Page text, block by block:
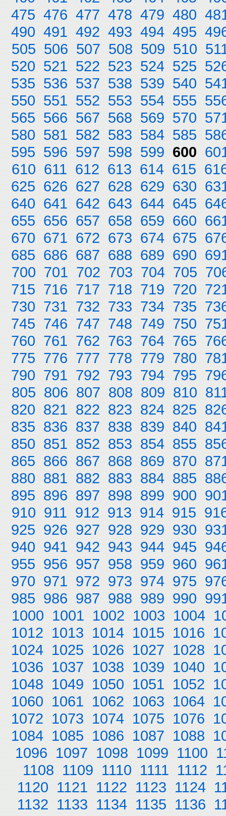
475 476 477 478 479 480
490 491 492 493 494 495
505 506 507 508 509 510
520 521 522 523 524 525
535 536 537 538 539 540
550 551 552 553 554 555
565 566 567 568 569 570
580 581 582 583 584 585
595 596 597 598 599 600
610 611 612 613 614 615
625 626 627 628 629 630
640 641 642 643 644 645
655 656 657 658 659 660
670 671 672 673 674 675
685 686 687 688 689 690
700 701 702 703 704 705
715 716 717 718 719 720
730 731 732 733 734 735
745 746 747 748 749 750
760 761 762 763 764 765
775 776 777 778 779 780
790 791 792 793 794 795
805 806 807 808 809 810
820 821 822 823 824 825
835 836 837 838 839 840
850 851 852 853 854 855
865 866 867 868 869 870
880 881 882 883 884 885
895 896 897 898 899 900
910 911 912 913 914 915
925 926 927 928 929 930
940 941 942 943 944 945
955 956 957 958 959 960
970 971 972 973 974 975
985 986 987 988 989 990
1000 1001 1002 1003 1004
1012 1013 1014 1015 1016
1024 1025 1026 1027 1028
1036 1037 1038 1039 1040
1048 1049 1050 1051 1052
1060 1061 1062 1063 1064
1072 1073 1074 1075 1076
1084 1085 1086 1087 1088
1096 1097 1098 1099 1100
1108 1109 1110 1111 1112
1120 1121 1122 1123 1124
1132 1133 1134 1135 1136